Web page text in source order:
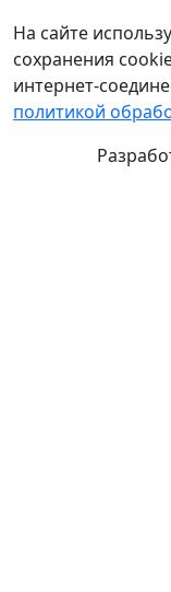
На сайте
сохранения
интернет-
политикой